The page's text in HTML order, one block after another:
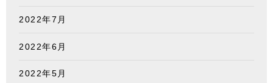
2022年7月
2022年6月
2022年5月